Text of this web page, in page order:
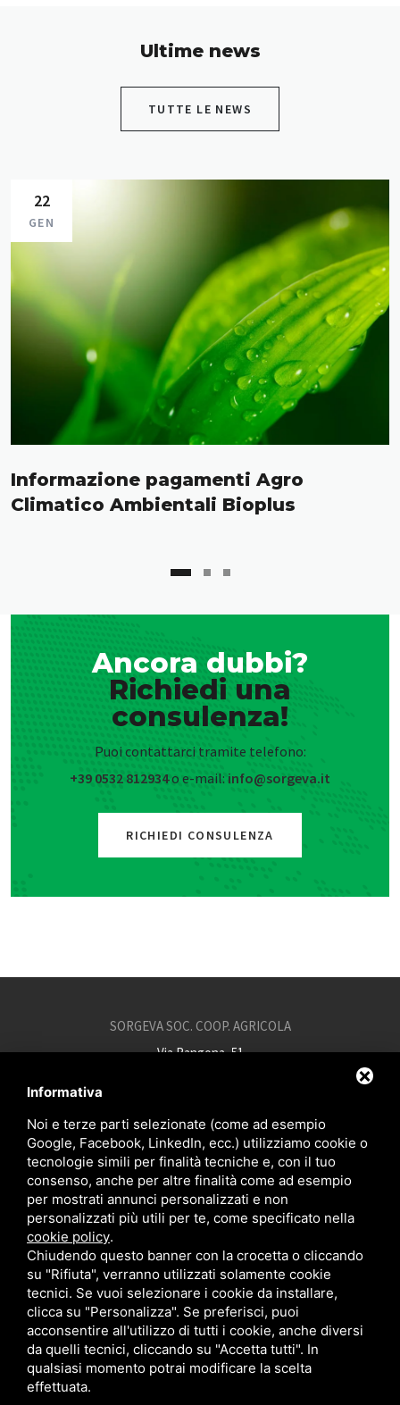
Ultime news
TUTTE LE NEWS
22
GEN
Informazione pagamenti Agro
Climatico Ambientali Bioplus
Ancora dubbi?
Richiedi una
consulenza!
Puoi contattarci tramite telefono:
+39 0532 812934o e-mail: info@sorgeva.it
RICHIEDI CONSULENZA
SORGEVA SOC. COOP. AGRICOLA
Via Rangona, 51
+39 0532 812934
info@sorgeva.it
sorgeva.pec@mailsicura.info
IT
Questo sito è protetto da Google reCAPTCHA v3,
Informativa
Noi e terze parti selezionate (come ad esempio
Google, Facebook, LinkedIn, ecc.) utilizziamo cookie o
tecnologie simili per finalità tecniche e, con il tuo
consenso, anche per altre finalità come ad esempio
per mostrati annunci personalizzati e non
personalizzati più utili per te, come specificato nella
cookie policy.
Chiudendo questo banner con la crocetta o cliccando
su "Rifiuta", verranno utilizzati solamente cookie
tecnici. Se vuoi selezionare i cookie da installare,
clicca su "Personalizza". Se preferisci, puoi
acconsentire all'utilizzo di tutti i cookie, anche diversi
da quelli tecnici, cliccando su "Accetta tutti". In
qualsiasi momento potrai modificare la scelta
effettuata.